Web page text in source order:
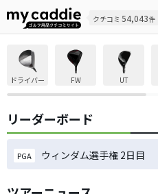
クチコミ 54,043件
ドライバー FW UT
リーダーボード
PGA ウィンダム選手権 2日目